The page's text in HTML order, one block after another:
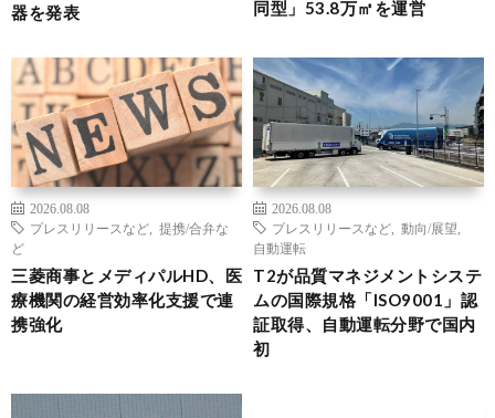
器を発表
同型」53.8万㎡を運営
2026.08.08
プレスリリースなど
提携/合弁な
ど
三菱商事とメディパルHD、医
療機関の経営効率化支援で連
携強化
2026.08.08
プレスリリースなど
動向/展望
自動運転
T2が品質マネジメントシステ
ムの国際規格「ISO9001」認
証取得、自動運転分野で国内
初